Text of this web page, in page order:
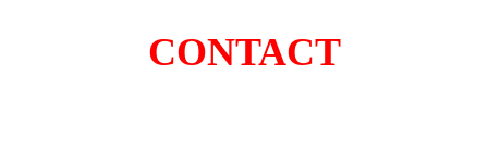
CONTACT